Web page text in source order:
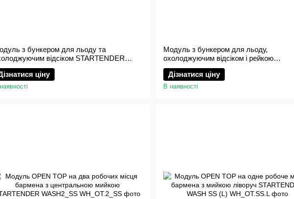
з бункером для льоду та
відсіком STARTENDER
& ICE 12
ціну
Модуль з бункером для льоду,
охолоджуючим відсіком і рейкою
STARTENDER CHILL & ICE 08 (SR)
Дізнатися ціну
В наявності